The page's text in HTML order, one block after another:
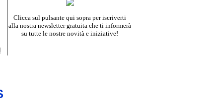
Clicca sul pulsante qui sopra per iscriverti
alla nostra newsletter gratuita che ti informerà
su tutte le nostre novità e iniziative!